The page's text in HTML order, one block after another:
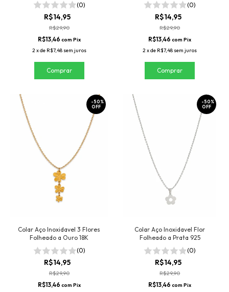
(0)
R$14,95
R$29,90
R$13,46 com Pix
2 xde R$7,48 sem juros
(0)
R$14,95
R$29,90
R$13,46com Pix
2 xde R$7,48 sem juros
Colar Aço Inoxidavel 3 Flores
Folheado a Ouro 18K
(0)
R$14,95
-50%
OFF
R$29,90
R$13,46 com Pix
Colar Aço Inoxidavel Flor
Folheado a Prata 925
(0)
R$14,95
-50%
OFF
R$29,90
R$13,46com Pix